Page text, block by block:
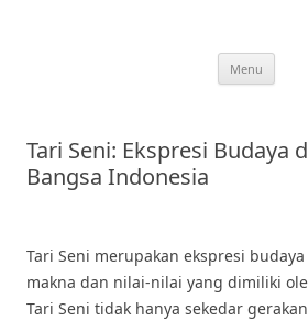
Menu
Tari Seni: Ekspresi Budaya
Bangsa Indonesia
Tari Seni merupakan ekspresi
makna dan nilai-nilai yang dimiliki
Tari Seni tidak hanya sekedar